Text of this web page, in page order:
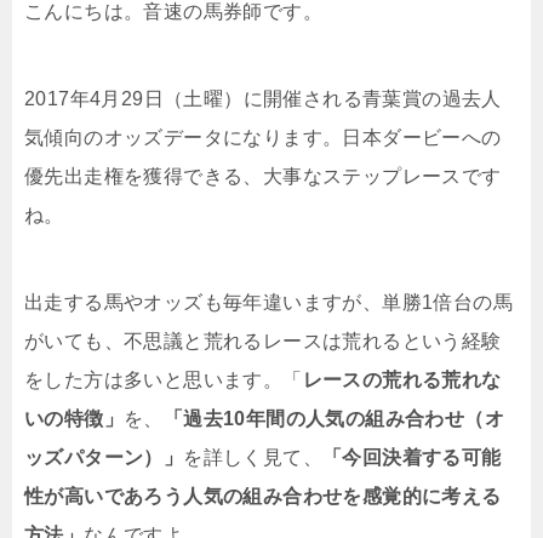
こんにちは。音速の馬券師です。
2017年4月29日（土曜）に開催される青葉賞の過去人
気傾向のオッズデータになります。日本ダービーへの
優先出走権を獲得できる、大事なステップレースです
ね。
出走する馬やオッズも毎年違いますが、単勝1倍台の馬
がいても、不思議と荒れるレースは荒れるという経験
をした方は多いと思います。「 レースの荒れる荒れな
いの特徴」
を、
「過去10年間の人気の組み合わせ（オ
ッズパターン）」
を詳しく見て、
「今回決着する可能
性が高いであろう人気の組み合わせを感覚的に考える